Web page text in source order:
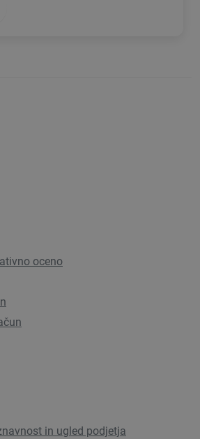
mesta
Tickiwi
oceno
in ugled podjetja